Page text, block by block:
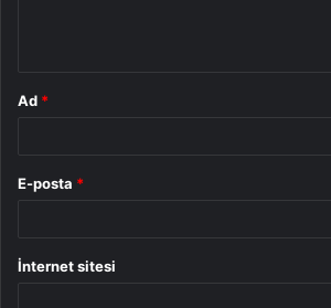
Ad *
E-posta *
İnternet sitesi